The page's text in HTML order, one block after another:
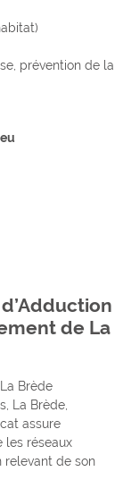
prévention de la
de La
Brède
La Brède,
assure
les réseaux
relevant de son